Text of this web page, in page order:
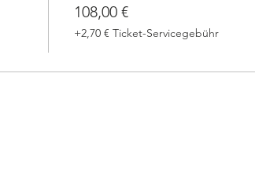
108,00 €
+2,70 € Ticket-Servicegebühr